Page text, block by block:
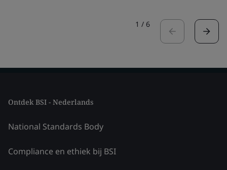
1 / 6
Ontdek BSI - Nederlands
National Standards Body
Compliance en ethiek bij BSI